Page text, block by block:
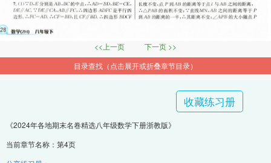
<<上一页
下一页 >>
目录查找（点击展开或折叠章节目录）
收藏练习册
《2024年各地期末名卷精选八年级数学下册浙教版》
当前章节名称：第4页